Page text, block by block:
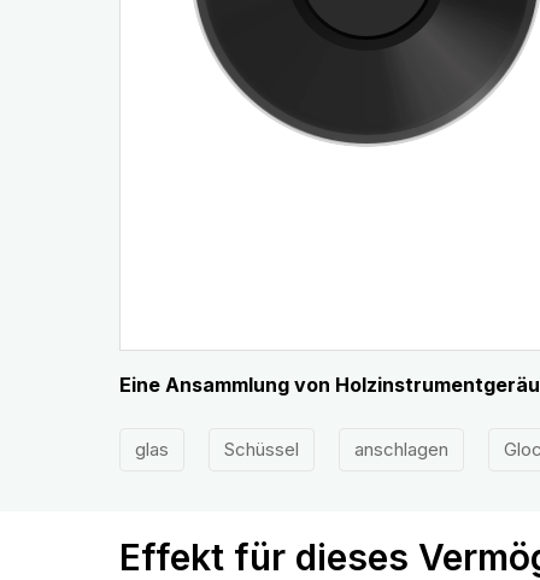
Eine Ansammlung von
glas Schüssel anschlagen
Effekt für dieses